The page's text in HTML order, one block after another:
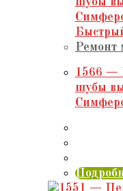
Ремонт
1566 —
шубы